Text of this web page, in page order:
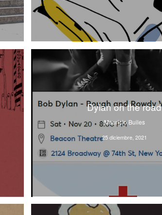
Dylan on the road
Mauricio Builes
25 diciembre, 2021